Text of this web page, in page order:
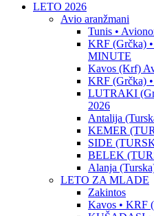
LETO 2026
Avio aranžmani
Tunis •
KRF (Grčka)
MINUTE
Kavos (Krf)
KRF (Grčka)
LUTRAKI
2026
Antalija
KEMER
SIDE
BELEK
Alanja
LETO ZA MLADE
Zakintos
Kavos • KRF